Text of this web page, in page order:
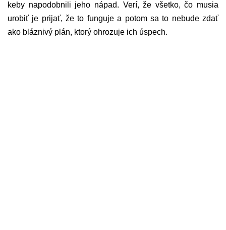
keby napodobnili jeho nápad. Verí, že všetko, čo musia
urobiť je prijať, že to funguje a potom sa to nebude zdať
ako bláznivý plán, ktorý ohrozuje ich úspech.